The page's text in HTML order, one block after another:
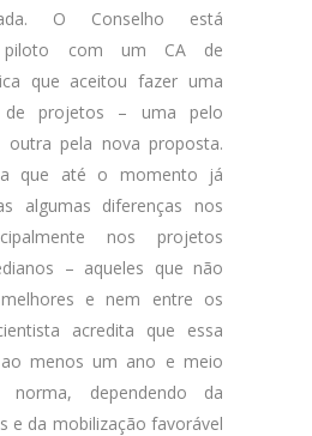
O Conselho está
piloto com um CA de
que aceitou fazer uma
de projetos – uma pelo
outra pela nova proposta.
que até o momento já
algumas diferenças nos
nos projetos
– aqueles que não
e nem entre os
acredita que essa
ao menos um ano e meio
dependendo da
e da mobilização favorável